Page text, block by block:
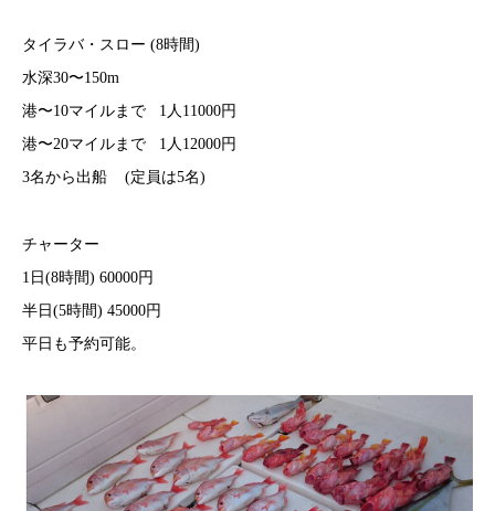
タイラバ・スロー (8時間)
水深30〜150m
港〜10マイルまで 1人11000円
港〜20マイルまで 1人12000円
3名から出船 (定員は5名)
チャーター
1日(8時間) 60000円
半日(5時間) 45000円
平日も予約可能。